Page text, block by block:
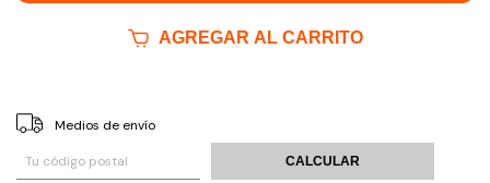
AGREGAR AL CARRITO
Entregas para el CP:
Medios de envío
CALCULAR